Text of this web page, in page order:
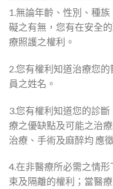
1.無論年齡、性別、種
礙之有無，您有在安全
療照護之權利。
2.您有權利知道治療您
員之姓名。
3.您有權利知道您的診
療之優缺點及可能之治
治療、手術及麻醉均 應
4.在非醫療所必需之情
束及隔離的權利；當醫